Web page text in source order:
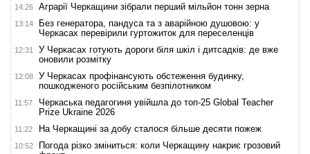
14:26 Аграрії Черкащини зібрали перший мільйон тонн зерна
13:14
Без генератора, пандуса та з аварійною душовою: у
Черкасах перевірили гуртожиток для переселенців
12:31
У Черкасах готують дороги біля шкіл і дитсадків: де вже
оновили розмітку
12:08
У Черкасах профінансують обстеження будинку,
пошкодженого російським безпілотником
11:57
Черкаська педагогиня увійшла до топ-25 Global Teacher
Prize Ukraine 2026
11:22 На Черкащині за добу сталося більше десяти пожеж
10:52
Погода різко зміниться: коли Черкащину накриє грозовий